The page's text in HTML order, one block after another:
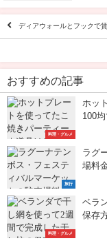
ディアウォールとフックで
おすすめの記事
料理・グルメ
ホッ
100
旅行
ラグ
場料
料理・グルメ
ベラ
保存